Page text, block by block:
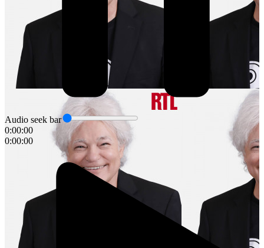
Audio seek bar
0:00:00
0:00:00